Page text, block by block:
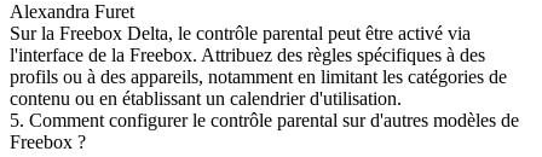
Alexandra Furet
Sur la Freebox Delta, le contrôle parental peut être activé via
l'interface de la Freebox. Attribuez des règles spécifiques à des
profils ou à des appareils, notamment en limitant les catégories de
contenu ou en établissant un calendrier d'utilisation.
5. Comment configurer le contrôle parental sur d'autres modèles de
Freebox ?